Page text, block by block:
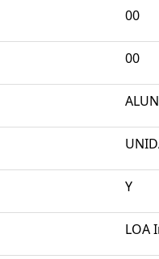
00
00
Y
LOA